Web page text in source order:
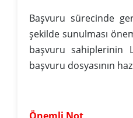
Başvuru sürecinde
şekilde sunulması
başvuru sahiplerinin
başvuru dosyasının
Önemli Not